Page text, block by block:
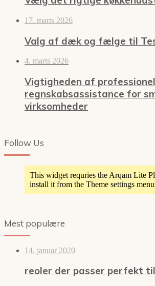
17. marts 2026
Valg af dæk og fælge til
4. marts 2026
Vigtigheden af professionel
regnskabsassistance for
virksomheder
Follow Us
This widget requries the Arqam Lite
install it from the Theme settings
Mest populære
14. januar 2020
reoler der passer perfekt